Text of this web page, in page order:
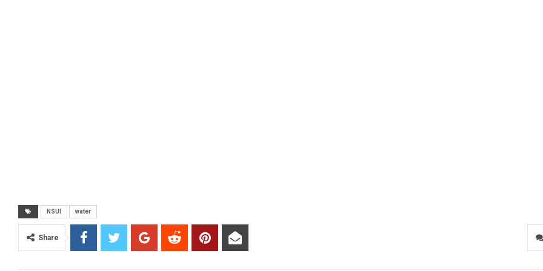
NSUI water
Share